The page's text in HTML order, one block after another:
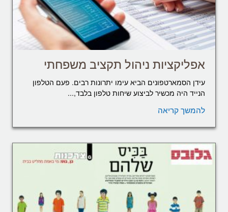
אפליקציות ניהול תקציב משפחתי
עידן הסמארטפונים הביא עימו יתרונות רבים. פעם הטלפון
הנייד היה מכשיר לביצוע שיחות טלפון בלבד,...
להמשך קריאה